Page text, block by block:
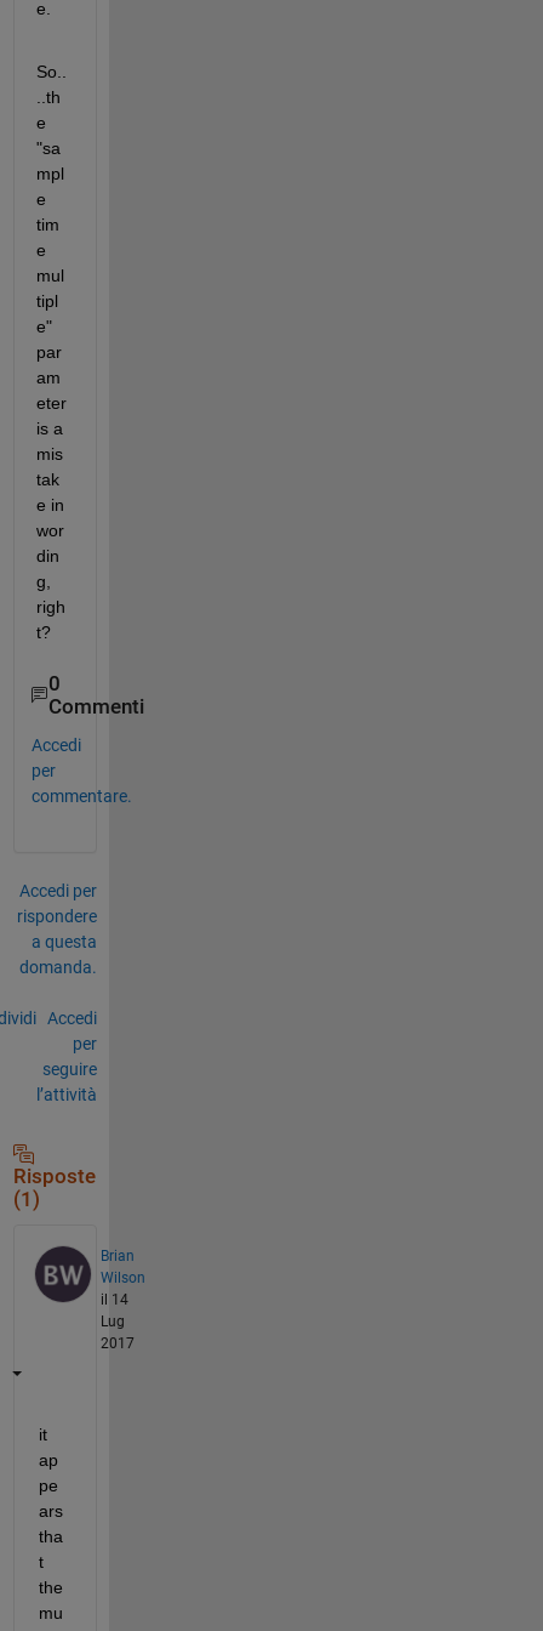
e.
So..
..th
e
"sa
mpl
e
tim
e
mul
tipl
e"
par
am
eter
is a
mis
tak
e in
wor
din
g,
righ
t?
0
Commenti
Accedi
per
commentare.
Accedi per
rispondere
a questa
domanda.
Accedi
per
seguire
l’attività
Risposte
(1)
Brian
Wilson
il 14
Lug
2017
it
ap
pe
ars
tha
t
the
mu